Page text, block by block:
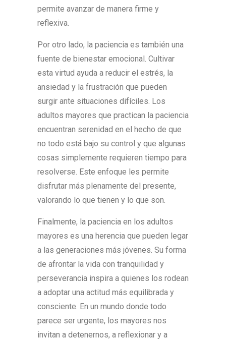
permite avanzar de manera firme y
reflexiva.
Por otro lado, la paciencia es también una
fuente de bienestar emocional. Cultivar
esta virtud ayuda a reducir el estrés, la
ansiedad y la frustración que pueden
surgir ante situaciones difíciles. Los
adultos mayores que practican la paciencia
encuentran serenidad en el hecho de que
no todo está bajo su control y que algunas
cosas simplemente requieren tiempo para
resolverse. Este enfoque les permite
disfrutar más plenamente del presente,
valorando lo que tienen y lo que son.
Finalmente, la paciencia en los adultos
mayores es una herencia que pueden legar
a las generaciones más jóvenes. Su forma
de afrontar la vida con tranquilidad y
perseverancia inspira a quienes los rodean
a adoptar una actitud más equilibrada y
consciente. En un mundo donde todo
parece ser urgente, los mayores nos
invitan a detenernos, a reflexionar y a